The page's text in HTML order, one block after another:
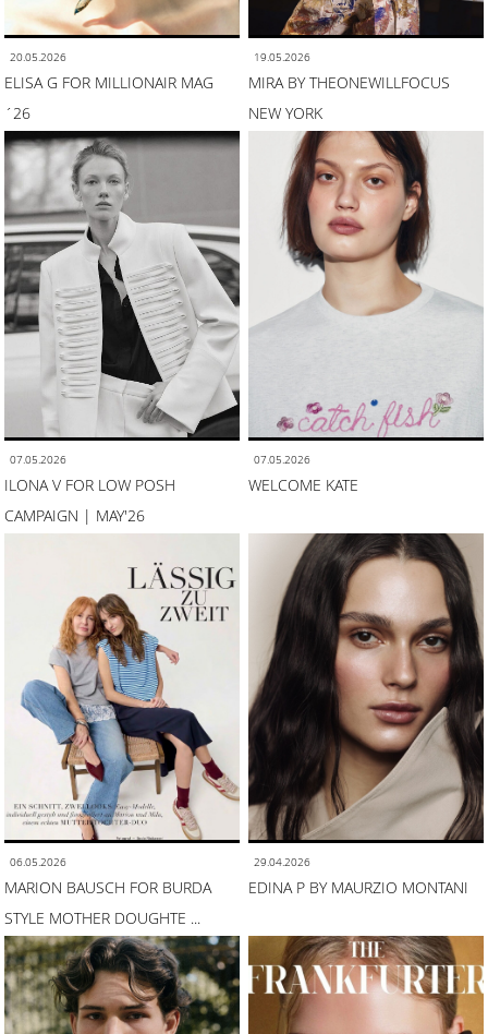
20.05.2026
ELISA G FOR MILLIONAIR MAG
´26
19.05.2026
MIRA BY THEONEWILLFOCUS
NEW YORK
07.05.2026
ILONA V FOR LOW POSH
CAMPAIGN | MAY'26
07.05.2026
WELCOME KATE
06.05.2026
MARION BAUSCH FOR BURDA
STYLE MOTHER DOUGHTE ...
29.04.2026
EDINA P BY MAURZIO MONTANI